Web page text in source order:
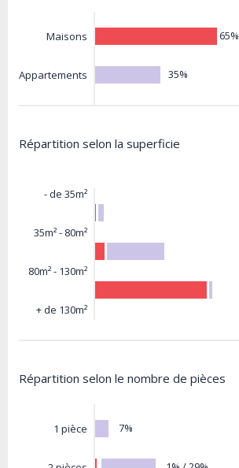
Maisons
Appartements
65%
35%
Répartition selon la superficie
- de 35m²
35m² - 80m²
80m² - 130m²
+ de 130m²
Répartition selon le nombre de pièces
1 pièce 7%